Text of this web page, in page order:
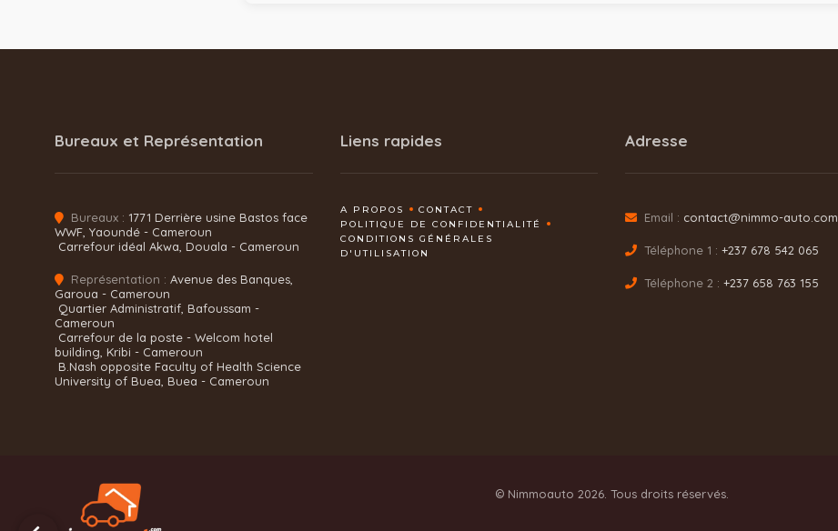
Bureaux et Représentation
Bureaux : 1771 Derrière usine Bastos face
WWF, Yaoundé - Cameroun
Carrefour idéal Akwa, Douala - Cameroun
Représentation : Avenue des Banques,
Garoua - Cameroun
Quartier Administratif, Bafoussam -
Cameroun
Carrefour de la poste - Welcom hotel
building, Kribi - Cameroun
B.Nash opposite Faculty of Health Science
University of Buea, Buea - Cameroun
Liens rapides
A PROPOS
CONTACT
POLITIQUE DE CONFIDENTIALITÉ
CONDITIONS GÉNÉRALES
D'UTILISATION
Adresse
Email : contact@nimmo-auto.com
Téléphone 1 : +237 678 542 065
Téléphone 2 : +237 658 763 155
© Nimmoauto 2026. Tous droits réservés.